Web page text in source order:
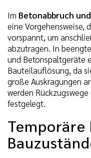
Im Betonabbruch
eine Vorgehensweise,
vorspannt, um
abzutragen. In
und Betonspaltgeräte
Bauteilauflösung, da
große Auskragungen
werden
festgelegt.